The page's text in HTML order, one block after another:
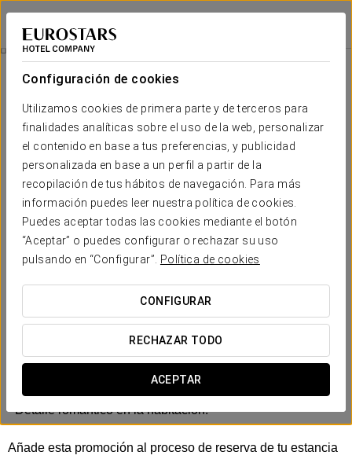
Configuración de cookies
Utilizamos cookies de primera parte y de terceros para
finalidades analíticas sobre el uso de la web, personalizar
el contenido en base a tus preferencias, y publicidad
personalizada en base a un perfil a partir de la
recopilación de tus hábitos de navegación. Para más
información puedes leer nuestra política de cookies.
Puedes aceptar todas las cookies mediante el botón
“Aceptar” o puedes configurar o rechazar su uso
pulsando en “Configurar”.
Política de cookies
CONFIGURAR
RECHAZAR TODO
ACEPTAR
Exe Zarzuela Park
MADRID
Experiencia Romántica
18 €
Experiencia romántica
Disfruta con nosotros de una noche inolvidable con tu
pareja.
Incluye:
- Botella de cava o vino.
- Detalle romántico en la habitación.
Añade esta promoción al proceso de reserva de tu estancia